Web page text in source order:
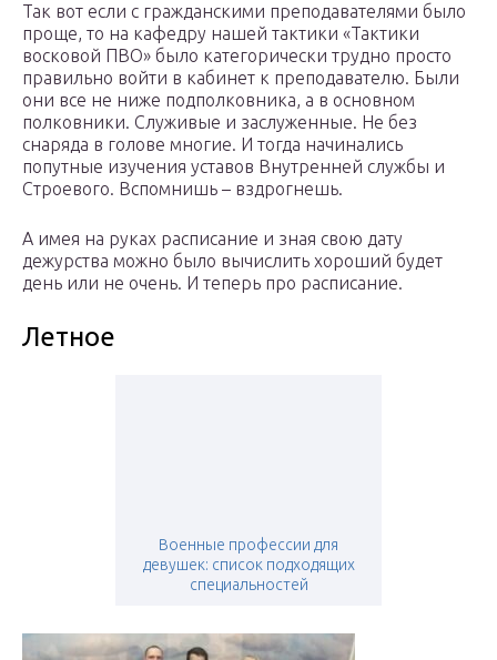
Так вот если с гражданскими преподавателями было
проще, то на кафедру нашей тактики «Тактики
восковой ПВО» было категорически трудно просто
правильно войти в кабинет к преподавателю. Были
они все не ниже подполковника, а в основном
полковники. Служивые и заслуженные. Не без
снаряда в голове многие. И тогда начинались
попутные изучения уставов Внутренней службы и
Строевого. Вспомнишь – вздрогнешь.
А имея на руках расписание и зная свою дату
дежурства можно было вычислить хороший будет
день или не очень. И теперь про расписание.
Летное
Военные профессии для
девушек: список подходящих
специальностей